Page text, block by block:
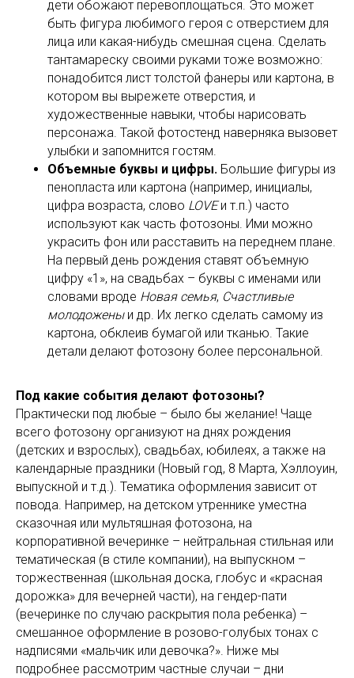
дети обожают перевоплощаться. Это может
быть фигура любимого героя с отверстием для
лица или какая-нибудь смешная сцена. Сделать
тантамареску своими руками тоже возможно:
понадобится лист толстой фанеры или картона, в
котором вы вырежете отверстия, и
художественные навыки, чтобы нарисовать
персонажа. Такой фотостенд наверняка вызовет
улыбки и запомнится гостям.
Объемные буквы и цифры. Большие фигуры из
пенопласта или картона (например, инициалы,
цифра возраста, слово LOVEи т.п.) часто
используют как часть фотозоны. Ими можно
украсить фон или расставить на переднем плане.
На первый день рождения ставят объемную
цифру «1», на свадьбах – буквы с именами или
словами вроде Новая семья, Счастливые
молодоженыи др. Их легко сделать самому из
картона, обклеив бумагой или тканью. Такие
детали делают фотозону более персональной.
Под какие события делают фотозоны?
Практически под любые – было бы желание! Чаще
всего фотозону организуют на днях рождения
(детских и взрослых), свадьбах, юбилеях, а также на
календарные праздники (Новый год, 8 Марта, Хэллоуин,
выпускной и т.д.). Тематика оформления зависит от
повода. Например, на детском утреннике уместна
сказочная или мультяшная фотозона, на
корпоративной вечеринке – нейтральная стильная или
тематическая (в стиле компании), на выпускном –
торжественная (школьная доска, глобус и «красная
дорожка» для вечерней части), на гендер-пати
(вечеринке по случаю раскрытия пола ребенка) –
смешанное оформление в розово-голубых тонах с
надписями «мальчик или девочка?». Ниже мы
подробнее рассмотрим частные случаи – дни